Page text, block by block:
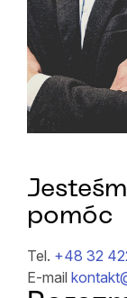
pomóc
Tel. +48 32
E-mail